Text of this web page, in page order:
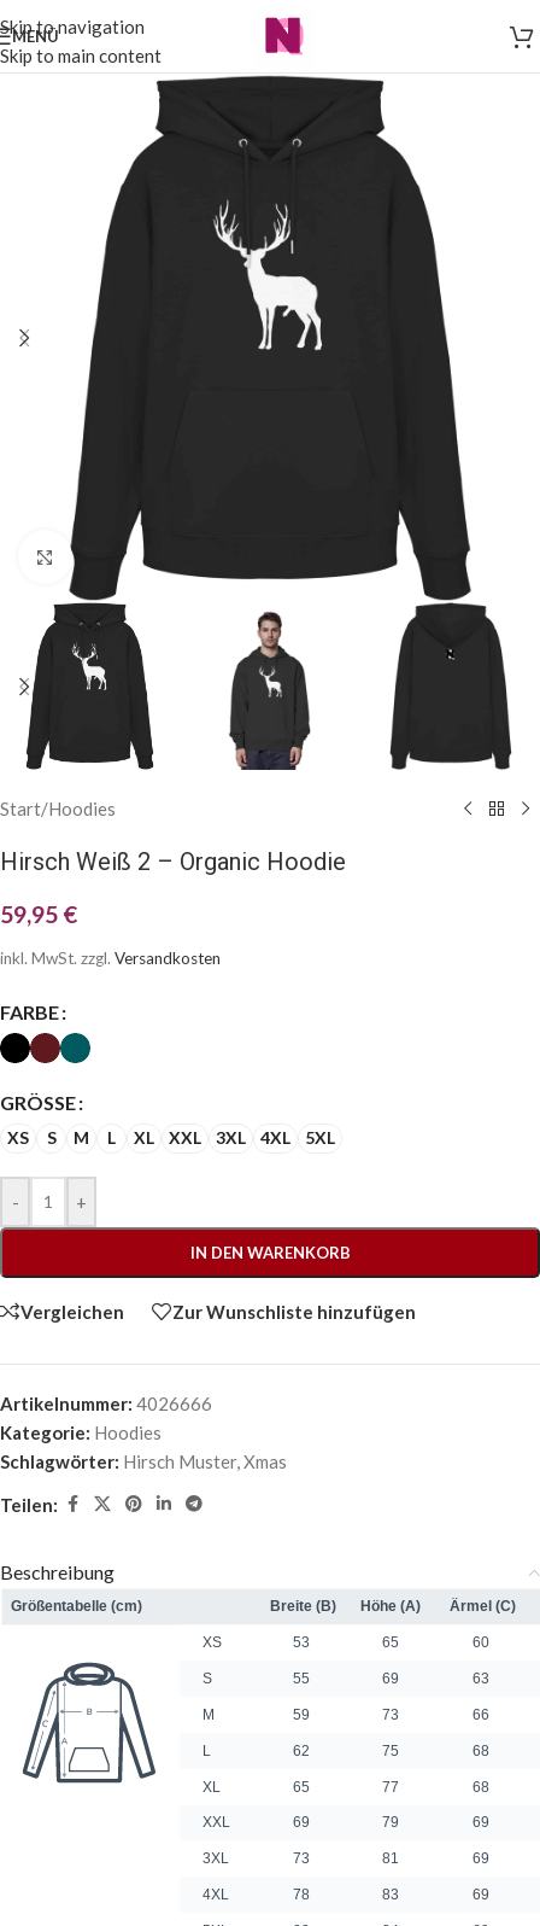
Skip to navigation
Skip to main content
MENÜ
Klick zum Vergrößern
Start/Hoodies
Hirsch Weiß 2 – Organic Hoodie
59,95 €
inkl. MwSt. zzgl. Versandkosten
FARBE
GRÖSSE
XS S M L XL XXL 3XL 4XL 5XL
- +
IN DEN WARENKORB
Vergleichen Zur Wunschliste hinzufügen
Artikelnummer: 4026666
Kategorie: Hoodies
Schlagwörter: Hirsch Muster,Xmas
Teilen:
Beschreibung